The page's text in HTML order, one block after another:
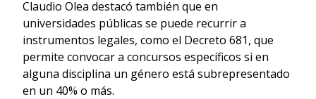
Claudio Olea destacó también que en
universidades públicas se puede recurrir a
instrumentos legales, como el Decreto 681, que
permite convocar a concursos específicos si en
alguna disciplina un género está subrepresentado
en un 40% o más.